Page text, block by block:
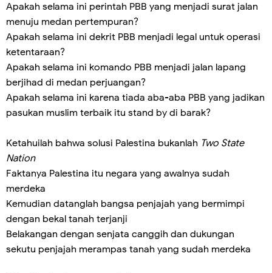
Apakah selama ini perintah PBB yang menjadi surat jalan
menuju medan pertempuran?
Apakah selama ini dekrit PBB menjadi legal untuk operasi
ketentaraan?
Apakah selama ini komando PBB menjadi jalan lapang
berjihad di medan perjuangan?
Apakah selama ini karena tiada aba-aba PBB yang jadikan
pasukan muslim terbaik itu stand by di barak?
Ketahuilah bahwa solusi Palestina bukanlah Two State
Nation
Faktanya Palestina itu negara yang awalnya sudah
merdeka
Kemudian datanglah bangsa penjajah yang bermimpi
dengan bekal tanah terjanji
Belakangan dengan senjata canggih dan dukungan
sekutu penjajah merampas tanah yang sudah merdeka